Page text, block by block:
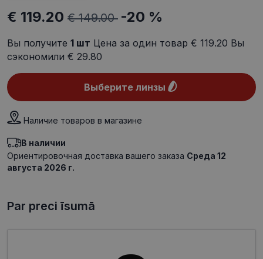
€ 119.20 € 149.00 -20 %
Вы получите 1 шт Цена за один товар € 119.20 Вы
сэкономили € 29.80
Выберите линзы
Наличие товаров в магазине
В наличии
Ориентировочная доставка вашего заказа Среда 12
августа 2026 г.
Par preci īsumā